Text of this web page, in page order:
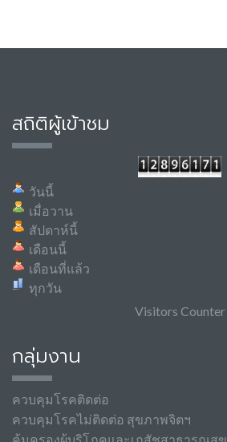
สถิติผู้เข้าชม
วันนี้
เมื่อวาน
สัปดาห์นี้
เดือนนี้
เดือนที่แล้ว
ทุกวัน
Visitors Counter
กลุ่มงาน
ควบคุมโรคติดต่อ
ควบคุมโรคไม่ติดต่อ สุขภาพจิตฯ